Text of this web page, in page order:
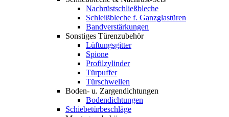
Nachrüstschließbleche
Schleißbleche f. Ganzglastüren
Bandverstärkungen
Sonstiges Türenzubehör
Lüftungsgitter
Spione
Profilzylinder
Türpuffer
Türschwellen
Boden- u. Zargendichtungen
Bodendichtungen
Schiebetürbeschläge